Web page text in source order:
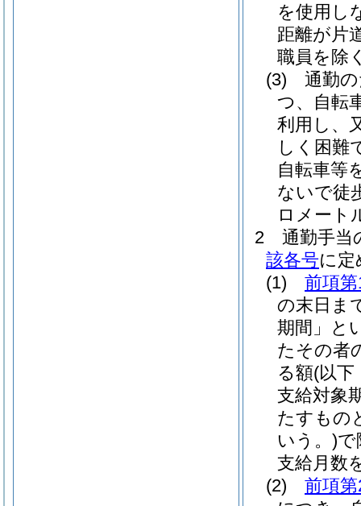
を使用し
距離が片
職員を除
(3)
通勤
つ、自転
利用し、
しく困難
自転車等
ないで徒
ロメート
2
通勤手当
該各号に
(1)
前項
の末日ま
期間」と
たその者
る額(以下
支給対象
たすもの
いう。)で
支給月数
(2)
前項